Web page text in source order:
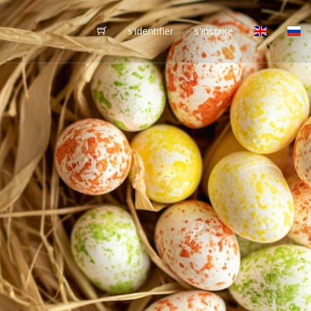
s'identifier s'inscrire